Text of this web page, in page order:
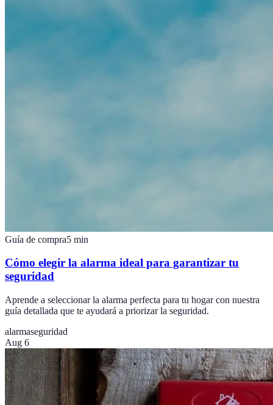
Guía de compra5 min
Cómo elegir la alarma ideal para garantizar tu
seguridad
Aprende a seleccionar la alarma perfecta para tu hogar con nuestra
guía detallada que te ayudará a priorizar la seguridad.
alarmaseguridad
Aug 6